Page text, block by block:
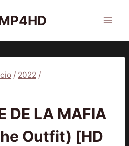
/ 2022 /
DE LA MAFIA
Outfit) [HD